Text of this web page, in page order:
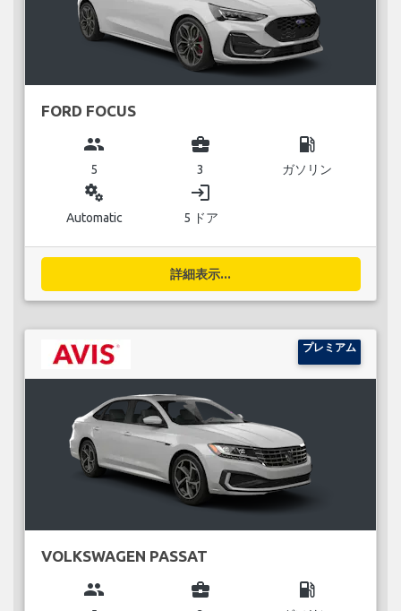
FORD FOCUS
group
5
business_center
3
local_gas_station
ガソリン
miscellaneous_services
Automatic
login
5 ドア
詳細表示...
プレミアム
VOLKSWAGEN PASSAT
group business_center local_gas_station